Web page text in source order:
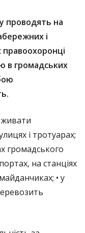
проводять на
і
в громадських
і тротуарах;
громадського
на станціях
• у